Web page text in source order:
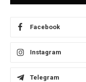
Facebook
Instagram
Telegram